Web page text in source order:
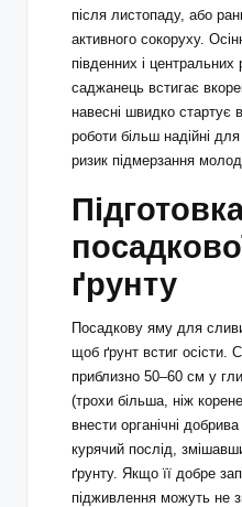
після листопаду, або
активного сокоруху.
південних і центральних
саджанець встигає
навесні швидко стартує
роботи більш надійні
ризик підмерзання
ґрунту
Посадкову яму для
щоб ґрунт встиг осісти.
приблизно 50–60 см у
(трохи більша, ніж
внести органічні
курячий послід,
ґрунту. Якщо її добре
підживлення можуть не